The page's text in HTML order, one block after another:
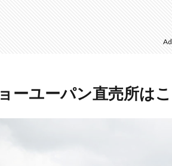
ョーユーパン直売所は